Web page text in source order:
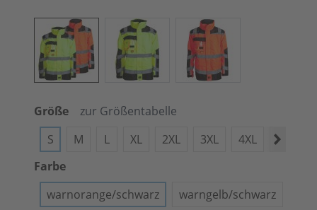
Größe
zur Größentabelle
S
M L XL 2XL 3XL 4XL
XXXXXL
Farbe
warnorange/schwarz
warngelb/schwarz